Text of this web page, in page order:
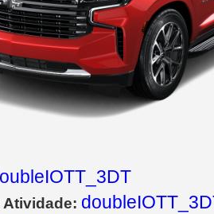
Atividade: